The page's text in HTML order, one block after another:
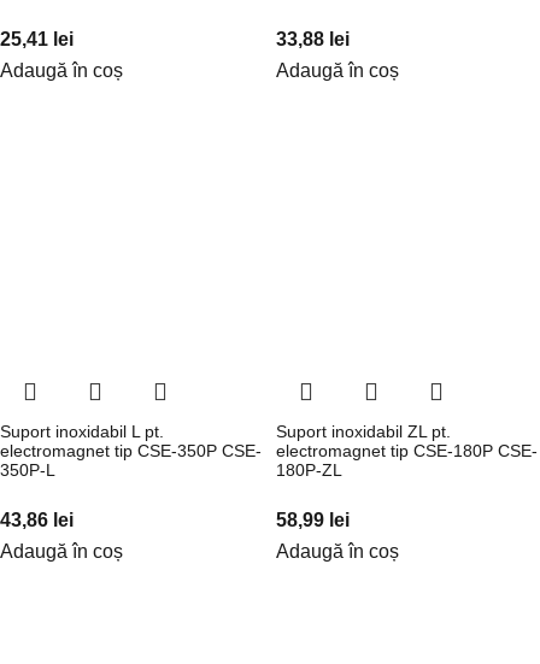
25,41 lei
Adaugă în coș
33,88 lei
Adaugă în coș
Suport inoxidabil L pt.
electromagnet tip CSE-350P CSE-
350P-L
43,86 lei
Adaugă în coș
Suport inoxidabil ZL pt.
electromagnet tip CSE-180P CSE-
180P-ZL
58,99 lei
Adaugă în coș